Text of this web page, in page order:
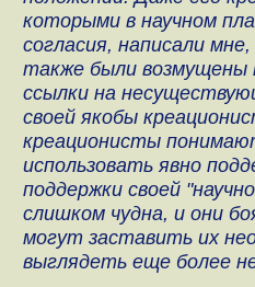
которыми в научном
согласия, написали
также были возмущены
ссылки на
своей якобы
креационисты
использовать явно
поддержки своей
слишком чудна, и они
могут заставить их
выглядеть еще более